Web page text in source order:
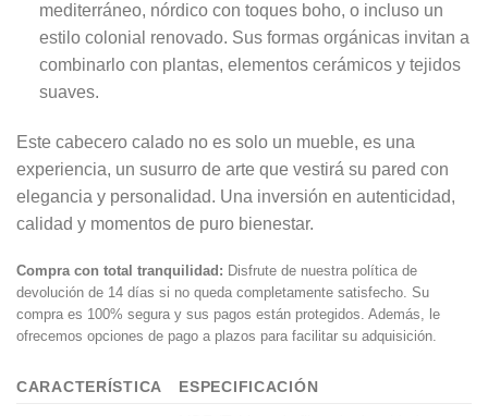
mediterráneo, nórdico con toques boho, o incluso un
estilo colonial renovado. Sus formas orgánicas invitan a
combinarlo con plantas, elementos cerámicos y tejidos
suaves.
Este cabecero calado no es solo un mueble, es una
experiencia, un susurro de arte que vestirá su pared con
elegancia y personalidad. Una inversión en autenticidad,
calidad y momentos de puro bienestar.
Compra con total tranquilidad: Disfrute de nuestra política de
devolución de 14 días si no queda completamente satisfecho. Su
compra es 100% segura y sus pagos están protegidos. Además, le
ofrecemos opciones de pago a plazos para facilitar su adquisición.
CARACTERÍSTICA ESPECIFICACIÓN